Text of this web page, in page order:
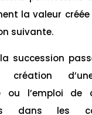
la valeur
suivante.
succession
ou l’emploi de
dans les